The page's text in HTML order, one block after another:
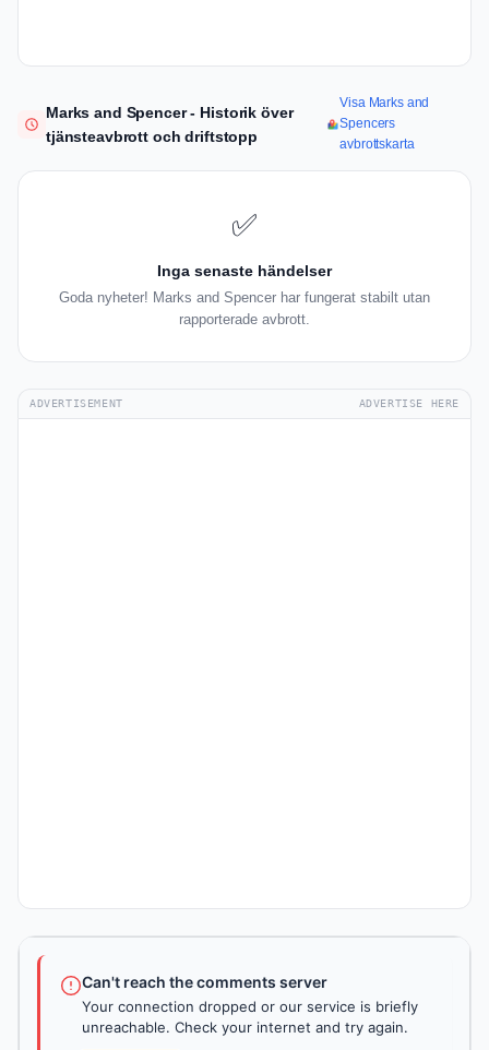
Marks and Spencer - Historik över
tjänsteavbrott och driftstopp
Visa Marks and
Spencers
avbrottskarta
✅
Inga senaste händelser
Goda nyheter! Marks and Spencer har fungerat stabilt utan
rapporterade avbrott.
ADVERTISEMENT ADVERTISE HERE
Can't reach the comments server
Your connection dropped or our service is briefly
unreachable. Check your internet and try again.